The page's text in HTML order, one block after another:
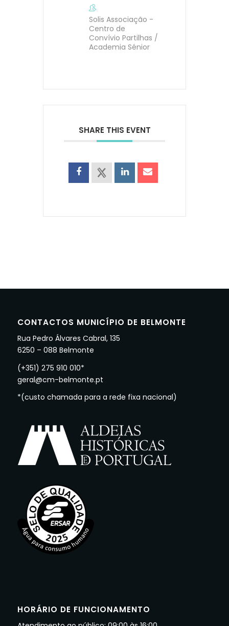
Solis Associação -
Centro de
Convívio Partilhas /
Academia Sénior
SHARE THIS EVENT
CONTACTOS MUNICÍPIO DE BELMONTE
Rua Pedro Álvares Cabral, 135
6250 – 088 Belmonte
(+351) 275 910 010*
geral@cm-belmonte.pt
*(custo chamada para a rede fixa nacional)
HORÁRIO DE FUNCIONAMENTO